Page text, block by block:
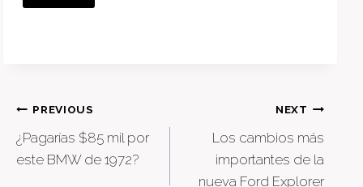
Post
navigation
PREVIOUS
¿Pagarías $85 mil por
este BMW de 1972?
NEXT
Los cambios más
importantes de la
nueva Ford Explorer